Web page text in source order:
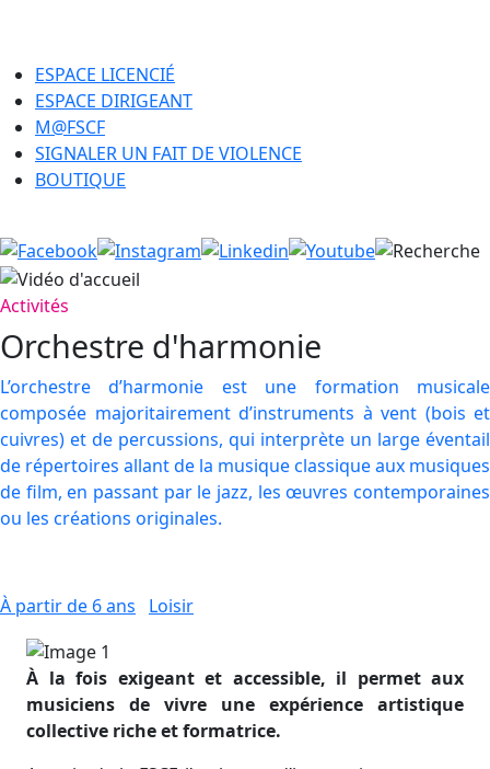
ESPACE LICENCIÉ
ESPACE DIRIGEANT
M@FSCF
SIGNALER UN FAIT DE VIOLENCE
BOUTIQUE
Activités
Orchestre d'harmonie
L’orchestre d’harmonie est une formation musicale
composée majoritairement d’instruments à vent (bois et
cuivres) et de percussions, qui interprète un large éventail
de répertoires allant de la musique classique aux musiques
de film, en passant par le jazz, les œuvres contemporaines
ou les créations originales.
À partir de 6 ans Loisir
À la fois exigeant et accessible, il permet aux
musiciens de vivre une expérience artistique
collective riche et formatrice.